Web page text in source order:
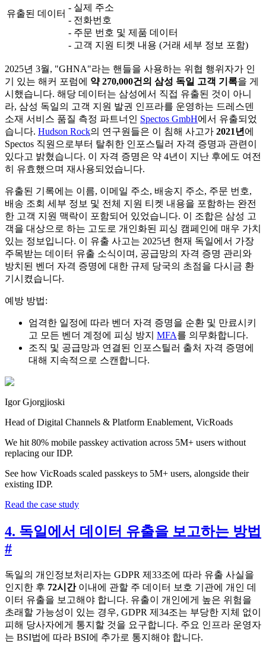
유출된 데이터
- 실제 주소
- 전화번호
- 주문 번호 및 제품 데이터
- 고객 지원 티켓 내용 (거래 세부 정보 포함)
2025년 3월, "GHNA"라는 핸들을 사용하는 위협 행위자가 인
기 있는 해커 포럼에 약 270,000건의 삼성 독일 고객 기록을 게
시했습니다. 해당 데이터는 삼성에서 직접 유출된 것이 아니
라, 삼성 독일의 고객 지원 발권 인프라를 운영하는 드레스덴
소재 서비스 품질 측정 파트너인 Spectos GmbH에서 유출되었
습니다. Hudson Rock의 연구원들은 이 침해 사고가 2021년에
Spectos 직원으로부터 탈취한 인포스틸러 자격 증명과 관련이
있다고 밝혔습니다. 이 자격 증명은 약 4년이 지난 후에도 여전
히 유효했으며 재사용되었습니다.
유출된 기록에는 이름, 이메일 주소, 배송지 주소, 주문 번호,
배송 조회 세부 정보 및 전체 지원 티켓 내용을 포함하는 완전
한 고객 지원 맥락이 포함되어 있었습니다. 이 조합은 삼성 고
객을 대상으로 하는 고도로 개인화된 피싱 캠페인에 매우 가치
있는 정보입니다. 이 유출 사고는 2025년 현재 독일에서 가장
주목받는 데이터 유출 소식이며, 공급망의 자격 증명 관리와
방치된 벤더 자격 증명에 대한 규제 당국의 초점을 다시금 환
기시켰습니다.
예방 방법:
엄격한 일정에 따라 벤더 자격 증명을 순환 및 만료시키
고 모든 벤더 계정에 피싱 방지 MFA를 의무화합니다.
조직 및 공급망과 연결된 인포스틸러 출처 자격 증명에
대해 지속적으로 스캔합니다.
Igor Gjorgjioski
Head of Digital Channels & Platform Enablement, VicRoads
We hit 80% mobile passkey activation across 5M+ users without
replacing our IDP.
See how VicRoads scaled passkeys to 5M+ users, alongside their
existing IDP.
Read the case study
4. 독일에서 데이터 유출을 보고하는 방법
#
독일의 개인정보처리자는 GDPR 제33조에 따라 유출 사실을
인지한 후 72시간이내에 관할 주 데이터 보호 기관에 개인 데
이터 유출을 보고해야 합니다. 유출이 개인에게 높은 위험을
초래할 가능성이 있는 경우, GDPR 제34조는 부당한 지체 없이
피해 당사자에게 통지할 것을 요구합니다. 주요 인프라 운영자
는 BSI법에 따라 BSI에 추가로 통지해야 합니다.